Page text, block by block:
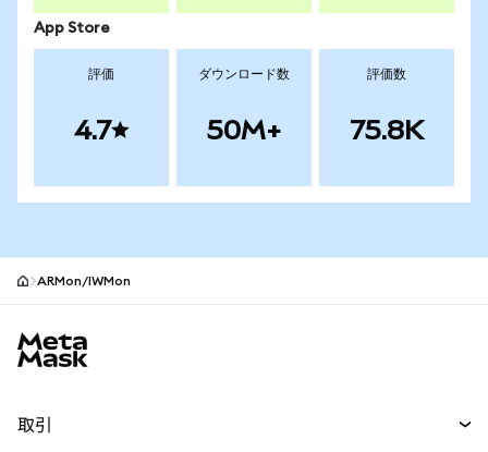
App Store
評価
4.7
ダウンロード数
50M+
評価数
75.8K
ARMon/IWMon
取引